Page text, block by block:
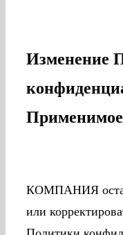
Изменение
Применимое
КОМПАНИЯ
или